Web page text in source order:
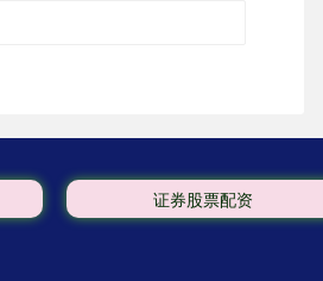
证券股票配资